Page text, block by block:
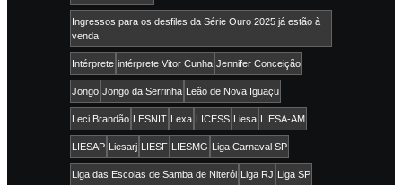
Ingressos para os desfiles da Série Ouro 2025 já estão à
venda
Intérprete intérprete Vitor Cunha Jennifer Conceição
Jongo Jongo da Serrinha Leão de Nova Iguaçu
Leci Brandão LESNIT Lexa LICESS Liesa LIESA-AM
LIESAP Liesarj LIESF LIESMG Liga Carnaval SP
Liga das Escolas de Samba de Niterói Liga RJ Liga SP